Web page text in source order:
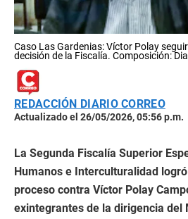
Caso Las Gardenias: Víctor Polay
decisión de la Fiscalía. Composición:
REDACCIÓN DIARIO CORREO
Actualizado el 26/05/2026, 05:56 p.m.
La Segunda Fiscalía Superior
Humanos e Interculturalidad
proceso contra Víctor Polay
exintegrantes de la dirigencia del